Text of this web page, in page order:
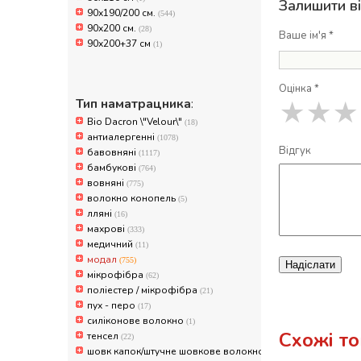
90х190/200 см. (544)
90х200 см. (28)
90х200+37 см (1)
Тип наматрацника:
Bio Dacron \"Velour\" (18)
антиалергенні (1078)
бавовняні (1117)
бамбукові (764)
вовняні (775)
волокно конопель (5)
лляні (16)
махрові (333)
медичний (11)
модал (755)
мікрофібра (62)
поліестер / мікрофібра (21)
пух - перо (17)
силіконове волокно (1)
тенсел (22)
шовк капок/штучне шовкове волокно
Залишити
Ваше ім'я *
Оцінка *
★
★
★
Відгук
Надіслати
Схожі